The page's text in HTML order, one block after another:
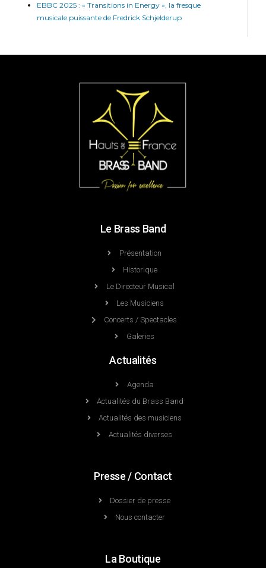
EBBC 2025 : « Transitions in Energy », la fresque
musicale puissante de Fredrick Schjelderup
Le Brass Band
Présentation
Historique
Le Directeur Musical
Les Musiciens
Concerts / Spectacles
Galeries
Actualités
Agenda
Actualités du Brass Band
Actualités des musiciens
Actualités diverses
Presse / Contact
Dossier de presse
Nous contacter
La Boutique